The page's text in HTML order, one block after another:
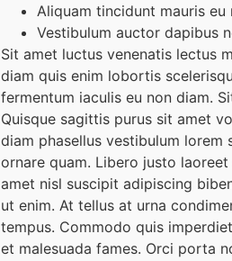
Aliquam tincidunt mauris eu
Vestibulum auctor dapibus
Sit amet luctus venenatis lectus
diam quis enim lobortis
fermentum iaculis eu non diam.
Quisque sagittis purus sit amet
diam phasellus vestibulum
ornare quam. Libero justo
amet nisl suscipit adipiscing
ut enim. At tellus at urna
tempus. Commodo quis
et malesuada fames. Orci porta